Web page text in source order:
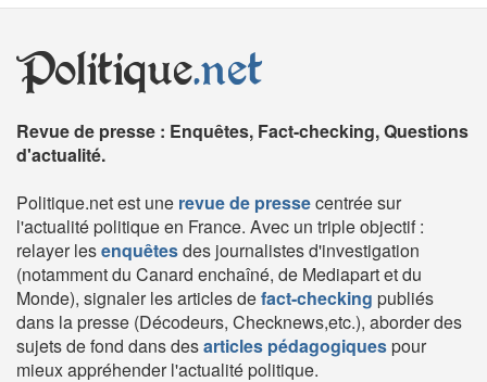
Politique.net
Revue de presse : Enquêtes, Fact-checking, Questions
d'actualité.
Politique.net est une revue de pressecentrée sur
l'actualité politique en France. Avec un triple objectif :
relayer lesenquêtesdes journalistes d'investigation
(notamment du Canard enchaîné, de Mediapart et du
Monde), signaler les articles defact-checking publiés
dans la presse (Décodeurs, Checknews,etc.), aborder des
sujets de fond dans desarticles pédagogiquespour
mieux appréhender l'actualité politique.